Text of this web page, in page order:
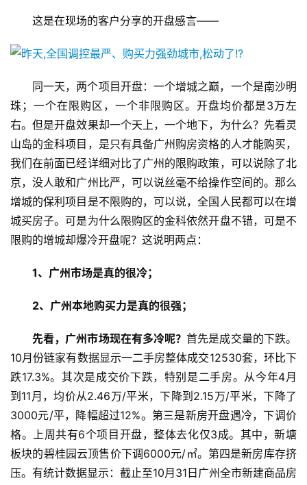
首
页
新
闻
资
讯
A
I
科
技
经
济
这是在现场的客户分享的开盘感言——
同一天，两个项目开盘：一个增城之巅，一个是南沙明
珠；一个在限购区，一个非限购区。开盘均价都是3万左
右。但是开盘效果却一个天上，一个地下，为什么？先看灵
山岛的金科项目，是只有具备广州购房资格的人才能购买，
我们在前面已经详细对比了广州的限购政策，可以说除了北
京，没人敢和广州比严，可以说丝毫不给操作空间的。那么
增城的保利项目是不限购的，可以说，全国人民都可以在增
城买房子。可是为什么限购区的金科依然开盘不错，可是不
限购的增城却爆冷开盘呢？这说明两点：
1、广州市场是真的很冷；
2、广州本地购买力是真的很强；
先看，广州市场现在有多冷呢？首先是成交量的下跌。
10月份链家有数据显示一二手房整体成交12530套，环比下
跌17.3%。其次是成交价下跌，特别是二手房。从今年4月
到11月，均价从2.46万/平米，下降到2.15万/平米，下降了
3000元/平，降幅超过12%。第三是新房开盘遇冷，下调价
格。上周共有6个项目开盘，整体去化仅3成。其中，新塘
板块的碧桂园云顶售价下调6000元/㎡。第四是新房库存挤
压。有统计数据显示：截止至10月31日广州全市新建商品房